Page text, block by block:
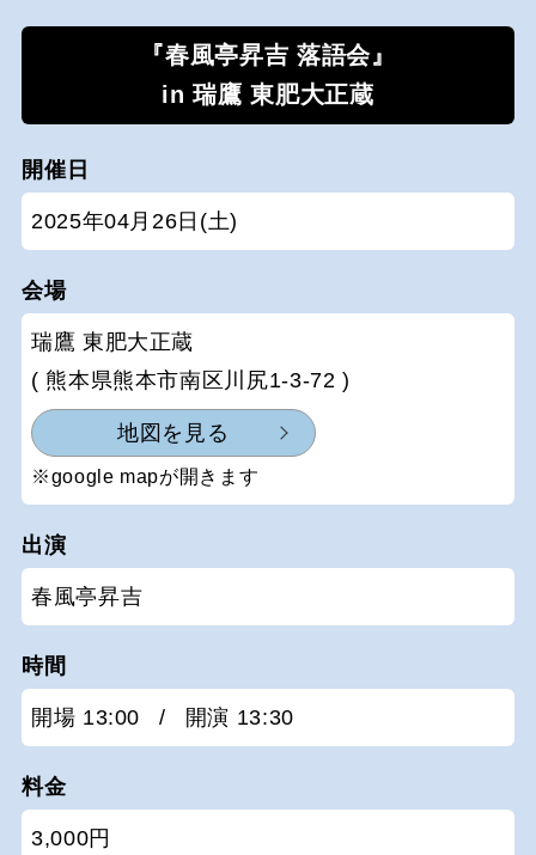
『春風亭昇吉 落語会』
in 瑞鷹 東肥大正蔵
開催日
2025年04月26日(土)
会場
瑞鷹 東肥大正蔵
( 熊本県熊本市南区川尻1-3-72 )
地図を見る
※google mapが開きます
出演
春風亭昇吉
時間
開場 13:00 / 開演 13:30
料金
3,000円